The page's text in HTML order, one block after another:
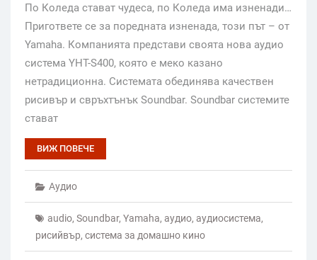
По Коледа стават чудеса, по Коледа има изненади…
Пригответе се за поредната изненада, този път – от
Yamaha. Компанията представи своята нова аудио
система YHT-S400, която е меко казано
нетрадиционна. Системата обединява качествен
рисивър и свръхтънък Soundbar. Soundbar системите
стават
ВИЖ ПОВЕЧЕ
Аудио
audio, Soundbar, Yamaha, аудио, аудиосистема,
рисийвър, система за домашно кино